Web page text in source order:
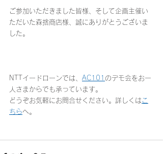
ご参加いただきました皆様、そして企画主催い
ただいた森捨商店様、誠にありがとうございま
した。
NTTイードローンでは、 AC101 のデモ会をお一
人さまからでも承っています。
どうぞお気軽にお問合せください。詳しくは こ
ちらへ。